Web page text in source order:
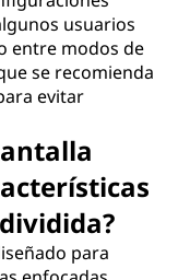
usuarios
entre modos de
se recomienda
evitar
para